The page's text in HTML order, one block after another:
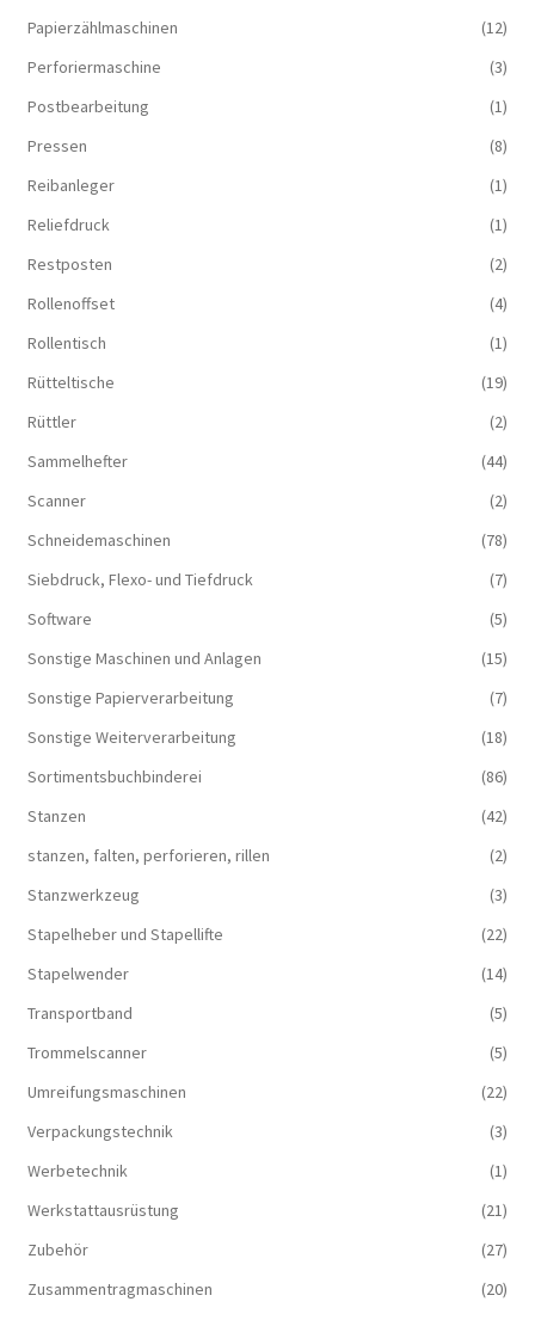
Papierzählmaschinen
(12)
Perforiermaschine
(3)
Postbearbeitung
(1)
Pressen
(8)
Reibanleger
(1)
Reliefdruck
(1)
Restposten
(2)
Rollenoffset
(4)
Rollentisch
(1)
Rütteltische
(19)
Rüttler
(2)
Sammelhefter
(44)
Scanner
(2)
Schneidemaschinen
(78)
Siebdruck, Flexo- und Tiefdruck
(7)
Software
(5)
Sonstige Maschinen und Anlagen
(15)
Sonstige Papierverarbeitung
(7)
Sonstige Weiterverarbeitung
(18)
Sortimentsbuchbinderei
(86)
Stanzen
(42)
stanzen, falten, perforieren, rillen
(2)
Stanzwerkzeug
(3)
Stapelheber und Stapellifte
(22)
Stapelwender
(14)
Transportband
(5)
Trommelscanner
(5)
Umreifungsmaschinen
(22)
Verpackungstechnik
(3)
Werbetechnik
(1)
Werkstattausrüstung
(21)
Zubehör
(27)
Zusammentragmaschinen
(20)